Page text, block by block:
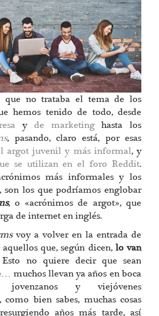
que no trataba el tema de los
hemos tenido de todo, desde
y de marketinghasta los
, pasando, claro está, por esas
argot juvenil y más informal, y
se utilizan en el foro Reddit.
más informales y los
son los que podríamos englobar
, o «acrónimos de argot», que
de internet en inglés.
voy a volver en la entrada de
que, según dicen, lo van
no quiere decir que sean
muchos llevan ya años en boca
jovenzanos y viejóvenes
como bien sabes, muchas cosas
años más tarde, así